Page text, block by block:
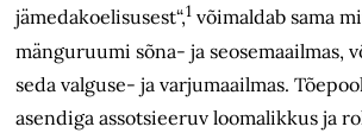
jämedakoelisusest“,1 võimaldab sama
mänguruumi sõna- ja seosemaailmas,
seda valguse- ja varjumaailmas.
asendiga assotsieeruv loomalikkus ja